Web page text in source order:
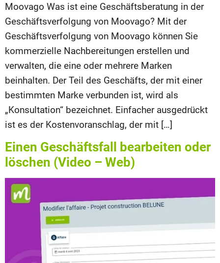
Moovago Was ist eine Geschäftsberatung in der
Geschäftsverfolgung von Moovago? Mit der
Geschäftsverfolgung von Moovago können Sie
kommerzielle Nachbereitungen erstellen und
verwalten, die eine oder mehrere Marken
beinhalten. Der Teil des Geschäfts, der mit einer
bestimmten Marke verbunden ist, wird als
„Konsultation“ bezeichnet. Einfacher ausgedrückt
ist es der Kostenvoranschlag, der mit […]
Einen Geschäftsfall bearbeiten oder
löschen (Video – Web)